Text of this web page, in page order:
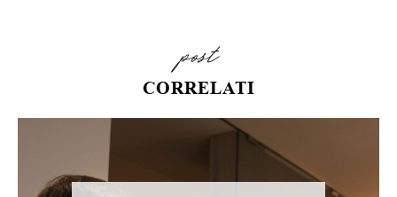
post
CORRELATI